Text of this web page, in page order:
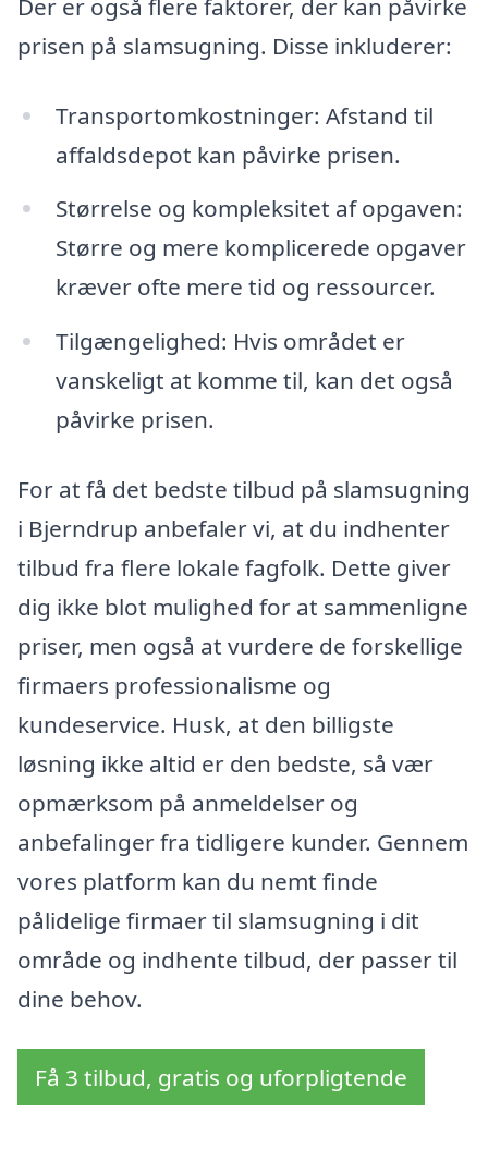
Der er også flere faktorer, der kan påvirke
prisen på slamsugning. Disse inkluderer:
Transportomkostninger: Afstand til
affaldsdepot kan påvirke prisen.
Størrelse og kompleksitet af opgaven:
Større og mere komplicerede opgaver
kræver ofte mere tid og ressourcer.
Tilgængelighed: Hvis området er
vanskeligt at komme til, kan det også
påvirke prisen.
For at få det bedste tilbud på slamsugning
i Bjerndrup anbefaler vi, at du indhenter
tilbud fra flere lokale fagfolk. Dette giver
dig ikke blot mulighed for at sammenligne
priser, men også at vurdere de forskellige
firmaers professionalisme og
kundeservice. Husk, at den billigste
løsning ikke altid er den bedste, så vær
opmærksom på anmeldelser og
anbefalinger fra tidligere kunder. Gennem
vores platform kan du nemt finde
pålidelige firmaer til slamsugning i dit
område og indhente tilbud, der passer til
dine behov.
Få 3 tilbud, gratis og uforpligtende